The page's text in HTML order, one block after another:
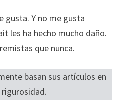
gusta. Y no me gusta
les ha hecho mucho daño.
que nunca.
basan sus artículos en